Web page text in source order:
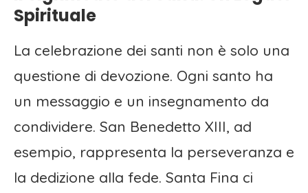
Spirituale
La celebrazione dei santi non è solo una
questione di devozione. Ogni santo ha
un messaggio e un insegnamento da
condividere. San Benedetto XIII, ad
esempio, rappresenta la perseveranza e
la dedizione alla fede. Santa Fina ci